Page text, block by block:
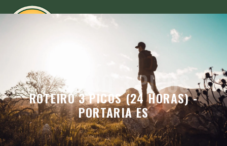
ROTEIRO 3 PICOS (24 HORAS) -
PORTARIA ES
ROTEIRO 3 PICOS